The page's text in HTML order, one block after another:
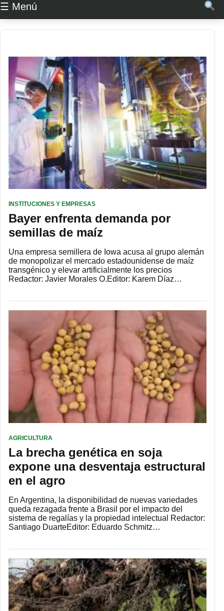
☰ Menú
INSTITUCIONES Y EMPRESAS
Bayer enfrenta demanda por
semillas de maíz
Una empresa semillera de Iowa acusa al grupo alemán
de monopolizar el mercado estadounidense de maíz
transgénico y elevar artificialmente los precios
Redactor: Javier Morales O.Editor: Karem Díaz…
AGRICULTURA
La brecha genética en soja
expone una desventaja estructural
en el agro
En Argentina, la disponibilidad de nuevas variedades
queda rezagada frente a Brasil por el impacto del
sistema de regalías y la propiedad intelectual Redactor:
Santiago DuarteEditor: Eduardo Schmitz…